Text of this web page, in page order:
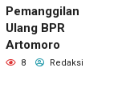
Pemanggilan
Ulang BPR
Artomoro
8 Redaksi